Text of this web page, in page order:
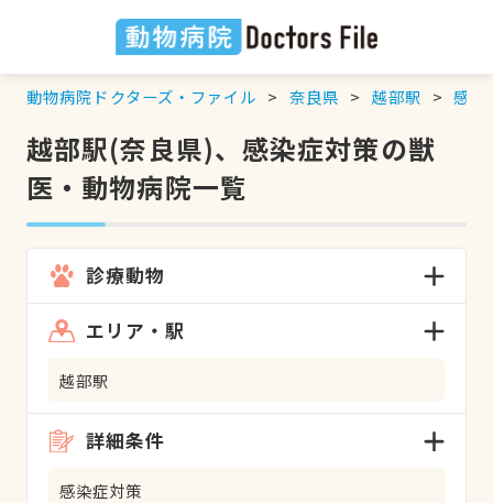
動物病院ドクターズ・ファイル 奈良県 越部駅 感染
越部駅(奈良県)、感染症対策の獣
医・動物病院一覧
診療動物
エリア・駅
越部駅
詳細条件
感染症対策